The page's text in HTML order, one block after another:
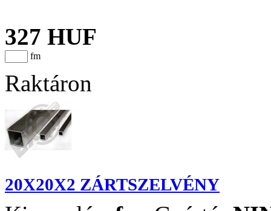
327 HUF
fm
Raktáron
20X20X2 ZÁRTSZELVÉNY